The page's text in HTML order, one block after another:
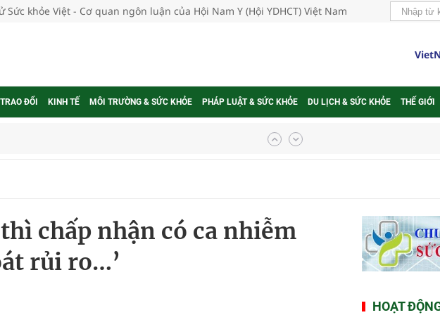
Sức khỏe Việt - Cơ quan ngôn luận của Hội Nam Y (Hội YDHCT) Việt Nam
ĐỔI KINH TẾ MÔI TRƯỜNG & SỨC KHỎE PHÁP LUẬT & SỨC KHỎE DU LỊCH & SỨC KHỎE THẾ GIỚI
ung thư
Của Các Loài Nhân Sâm (Panax Spp.): Tổng
chấp nhận có ca nhiễm
rủi ro…’
HOẠT